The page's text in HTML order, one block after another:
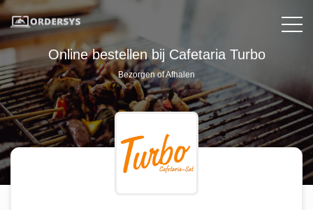
Online bestellen bij Cafetaria Turbo
Bezorgen of Afhalen